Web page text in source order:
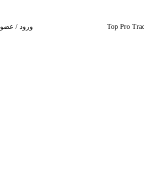
ورود /